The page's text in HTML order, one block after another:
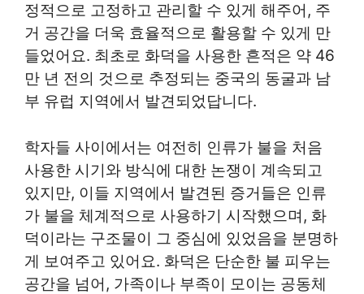
정적으로 고정하고 관리할 수 있게 해주어, 주
거 공간을 더욱 효율적으로 활용할 수 있게 만
들었어요. 최초로 화덕을 사용한 흔적은 약 46
만 년 전의 것으로 추정되는 중국의 동굴과 남
부 유럽 지역에서 발견되었답니다.
학자들 사이에서는 여전히 인류가 불을 처음
사용한 시기와 방식에 대한 논쟁이 계속되고
있지만, 이들 지역에서 발견된 증거들은 인류
가 불을 체계적으로 사용하기 시작했으며, 화
덕이라는 구조물이 그 중심에 있었음을 분명하
게 보여주고 있어요. 화덕은 단순한 불 피우는
공간을 넘어, 가족이나 부족이 모이는 공동체